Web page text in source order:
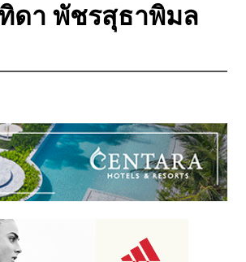
ดา พัชรสุธาพิมล